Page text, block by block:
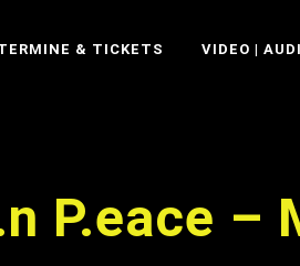
& TICKETS VIDEO |
P.eace –